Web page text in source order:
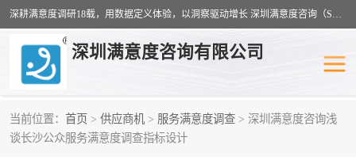
深耕满意度调研18载，用数据定义体验，以洞察驱动增长 深圳满意度咨询（SSC）：十八年专注，丈量每一份体验。
深圳满意度咨询有限公司
当前位置： 首页 > 供应商机 > 服务满意度调查 > 深圳满意度咨询浅
谈长沙公众服务满意度调查指标设计
物业满意度调查